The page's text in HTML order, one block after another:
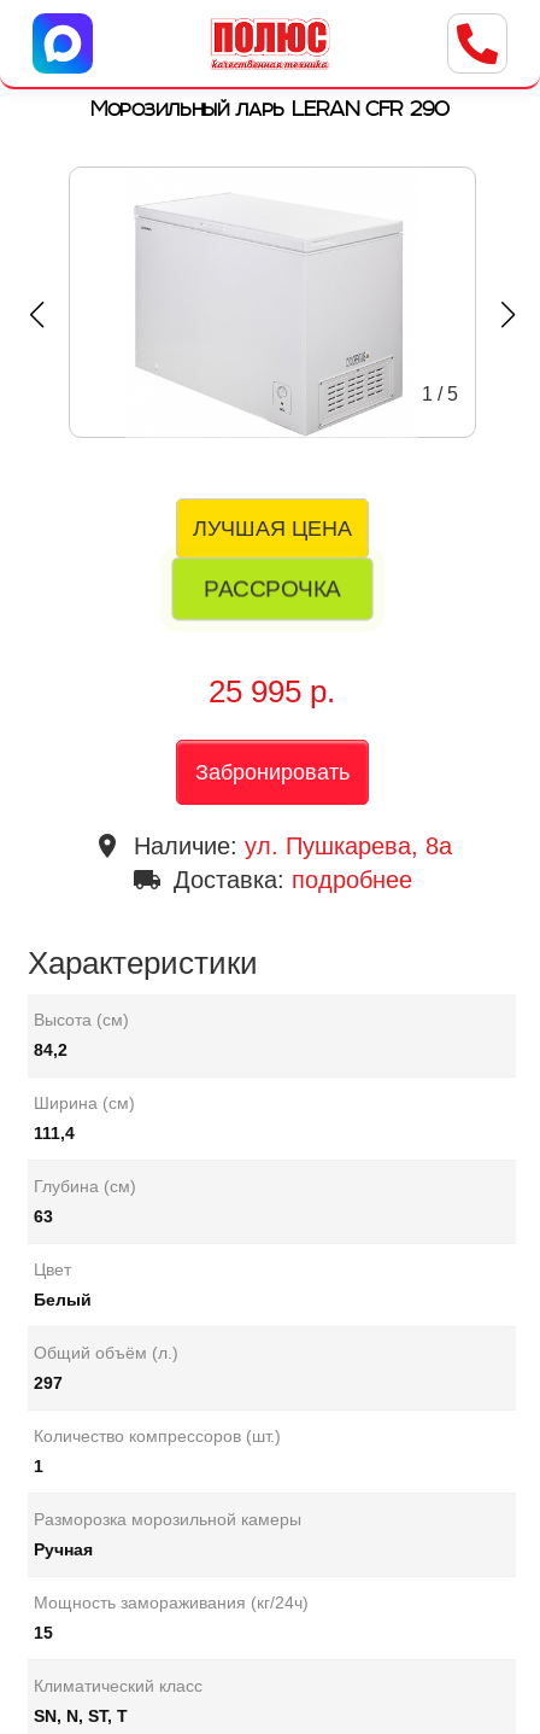
Центр бытовой техники
г. Ульяновск, ул. Пушкарева, 8a
Морозильный ларь LERAN CFR 290
1 /5
ЛУЧШАЯ ЦЕНА
РАССРОЧКА
25 995 р.
Забронировать
place Наличие: ул. Пушкарева, 8a
local_shipping Доставка: подробнее
Характеристики
Высота (см)
84,2
Ширина (см)
111,4
Глубина (см)
63
Цвет
Белый
Общий объём (л.)
297
Количество компрессоров (шт.)
1
Разморозка морозильной камеры
Ручная
Мощность замораживания (кг/24ч)
15
Климатический класс
SN, N, ST, T